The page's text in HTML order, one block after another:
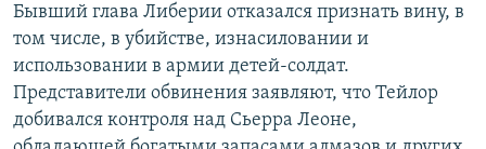
Все сайты РСЕ/РС
Бывший глава Либерии отказался признать вину, в
том числе, в убийстве, изнасиловании и
использовании в армии детей-солдат.
Представители обвинения заявляют, что Тейлор
добивался контроля над Сьерра Леоне,